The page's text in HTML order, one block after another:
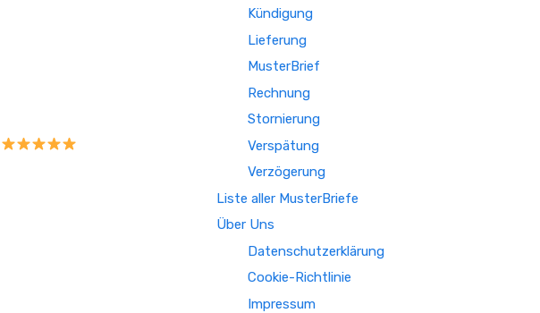
Kündigung
Lieferung
MusterBrief
Rechnung
Stornierung
Verspätung
Verzögerung
Liste aller MusterBriefe
Über Uns
Datenschutzerklärung
Cookie-Richtlinie
Impressum